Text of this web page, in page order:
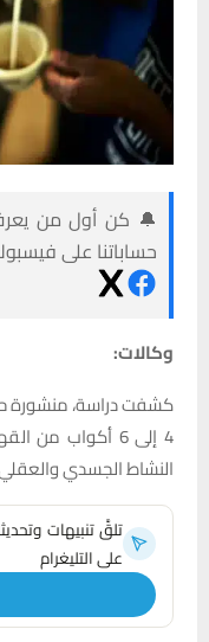
🔔 كن أول من يعرف
حساباتنا على
وكالات:
كشفت دراسة، منشورة
4 إلى 6 أكواب
النشاط الجسدي
تلقَّ تنبيهات
على التليغرام